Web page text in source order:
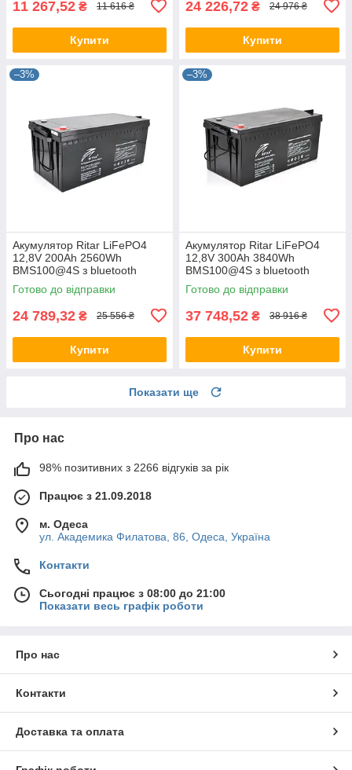
11 267,52 ₴ 11 616 ₴
Купити
24 226,72 ₴ 24 976 ₴
Купити
–3%
Акумулятор Ritar LiFePO4
12,8V 200Ah 2560Wh
BMS100@4S з bluetooth
батарея літій-залізо-
фосфатна, акумуляторна
Готово до відправки
24 789,32 ₴ 25 556 ₴
Купити
–3%
Акумулятор Ritar LiFePO4
12,8V 300Ah 3840Wh
BMS100@4S з bluetooth
батарея літій-залізо-
фосфатна, акумуляторна
Готово до відправки
37 748,52 ₴ 38 916 ₴
Купити
Показати ще
Про нас
98% позитивних з 2266 відгуків за рік
Працює з 21.09.2018
м. Одеса
ул. Академика Филатова, 86, Одеса, Україна
Контакти
Сьогодні працює з 08:00 до 21:00
Показати весь графік роботи
Про нас
Контакти
Доставка та оплата